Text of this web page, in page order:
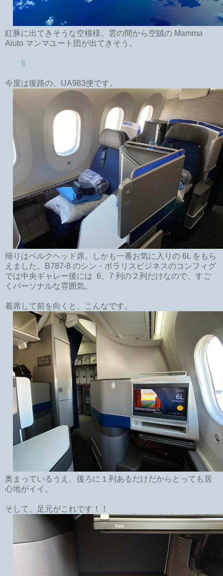
紅豚に出てきそうな空模様。雲の間から空賊の Mamma
Aiuto マンマユート団が出てきそう。
§
今度は復路の、UA983便です。
帰りはベルクヘッド席。しかも一番お気に入りの 6L をもら
えました。B787-8 のシン・ポラリスビジネスのコンフィグ
では中央ギャレー後には 6、7 列の２列だけなので、すご
くパーソナルな雰囲気。
着席して前を向くと、こんなです。
奥まっているうえ、後ろに１列あるだけだからとっても居
心地がイイ。
そして、足元がこれです！！